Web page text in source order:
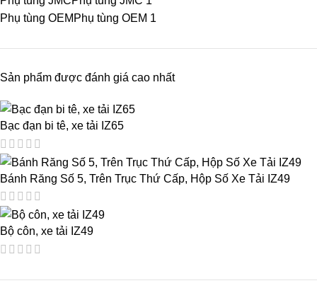
Phụ tùng OEM Phụ tùng OEM 1
Sản phẩm được đánh giá cao nhất
Bạc đạn bi tê, xe tải IZ65
Bánh Răng Số 5, Trên Trục Thứ Cấp, Hộp Số Xe Tải IZ49
Bộ côn, xe tải IZ49